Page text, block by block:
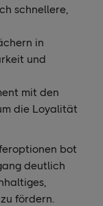
schnellere,
in
und
mit den
die Loyalität
bot
deutlich
fördern.